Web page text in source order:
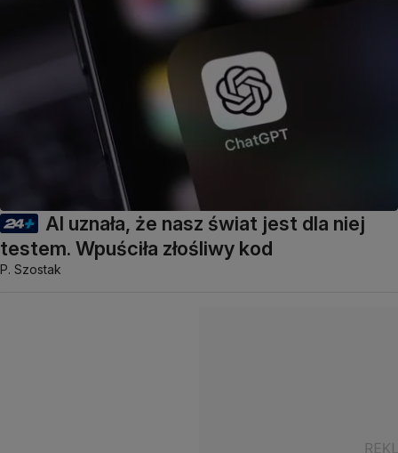
AI uznała, że nasz świat jest dla niej
testem. Wpuściła złośliwy kod
P. Szostak